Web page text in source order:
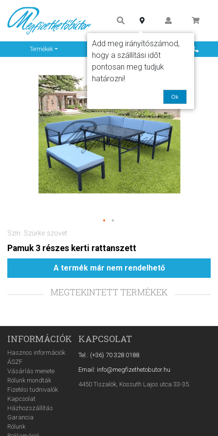
Termékek Info
Szín: Szürke szövet
Pamuk 3 részes kerti rattanszett
A termék már nem rendelhető
MEGTEKINTETT TERMÉKEK
INFORMÁCIÓK
Hasznos információk
ÁSZF
Vásárlás menete
Rólunk mondták
Fizetési tudnivalók
Kapcsolat
Házhozszállítás
Garancia
Rólunk
KAPCSOLAT
Tel.: (+36) 70 328 0188
Email: info@megfizethetobutor.hu
4450 Tiszalök, Kossuth Lajos utca 33-35.
Add meg irányítószámod,
hogy a szállítási időt
pontosan meg tudjuk
határozni!
Ok